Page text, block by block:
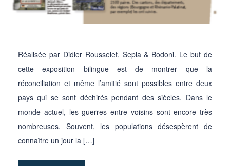
Réalisée par Didier Rousselet, Sepia & Bodoni. Le but de
cette exposition bilingue est de montrer que la
réconciliation et même l’amitié sont possibles entre deux
pays qui se sont déchirés pendant des siècles. Dans le
monde actuel, les guerres entre voisins sont encore très
nombreuses. Souvent, les populations désespèrent de
connaître un jour la […]